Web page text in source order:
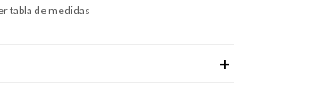
tabla de medidas